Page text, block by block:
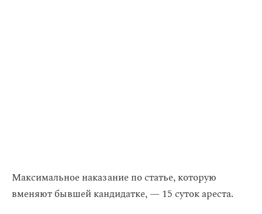
Максимальное наказание по статье, которую
вменяют бывшей кандидатке, — 15 суток ареста.